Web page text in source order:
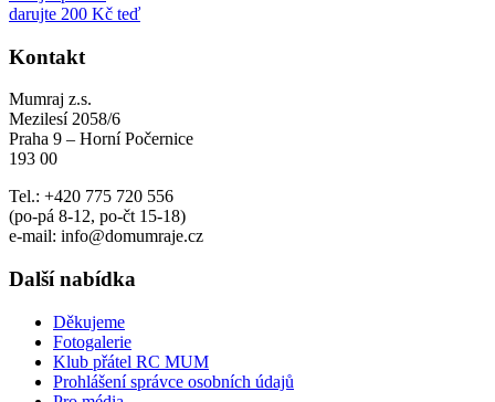
darujte 200 Kč teď
Kontakt
Mumraj z.s.
Mezilesí 2058/6
Praha 9 – Horní Počernice
193 00
Tel.: +420 775 720 556
(po-pá 8-12, po-čt 15-18)
e-mail: info@domumraje.cz
Další nabídka
Děkujeme
Fotogalerie
Klub přátel RC MUM
Prohlášení správce osobních údajů